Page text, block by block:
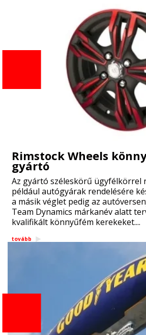
Rimstock Wheels
gyártó
Az gyártó széleskörű ügyfélkörrel
például autógyárak rendelésére
a másik véglet pedig az
Team Dynamics márkanév alatt
kvalifikált könnyűfém kerekeket....
tovább